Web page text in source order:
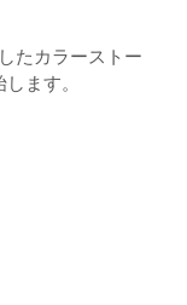
たカラーストー
ます。